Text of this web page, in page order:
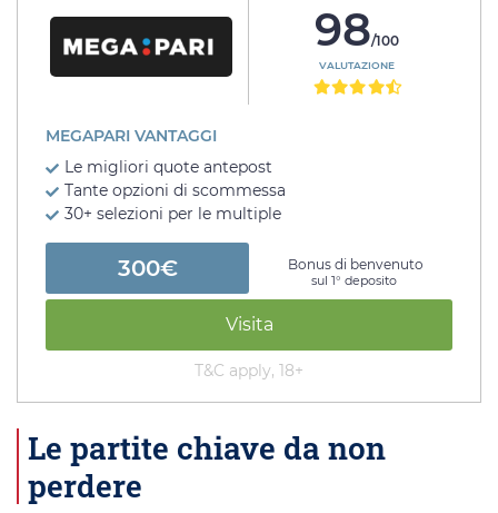
98/100
VALUTAZIONE
MEGAPARI VANTAGGI
Le migliori quote antepost
Tante opzioni di scommessa
30+ selezioni per le multiple
300€ Bonus di benvenuto
sul 1° deposito
Visita
T&C apply, 18+
Le partite chiave da non
perdere